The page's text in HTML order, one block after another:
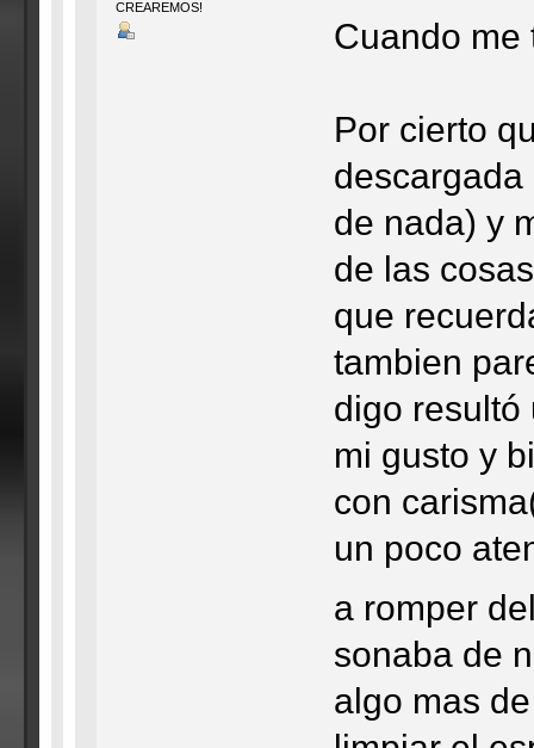
CREAREMOS!
Cuando me
Por cierto
de nada) y
de las
que
tambien
digo resultó
mi gusto y
con
un poco
a romper
sonaba de
algo mas